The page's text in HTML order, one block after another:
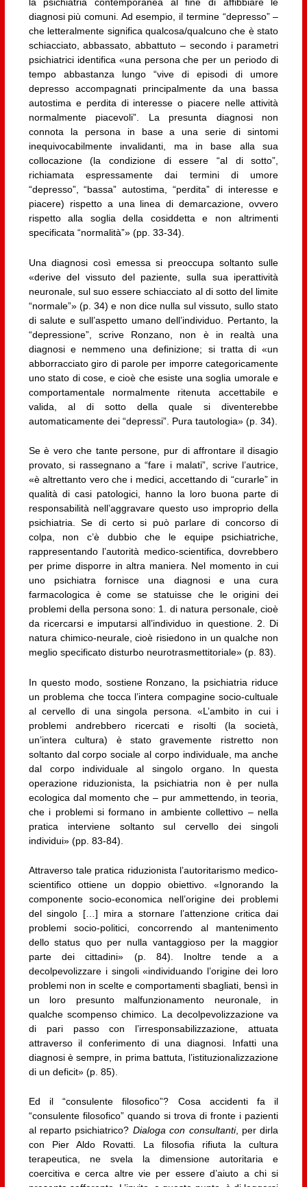
la psichiatria contemporanea al fine di affibbiare le
diagnosi più comuni. Ad esempio, il termine “depresso” –
che letteralmente significa qualcosa/qualcuno che è stato
schiacciato, abbassato, abbattuto – secondo i parametri
psichiatrici identifica «una persona che per un periodo di
tempo abbastanza lungo “vive di episodi di umore
depresso accompagnati principalmente da una bassa
autostima e perdita di interesse o piacere nelle attività
normalmente piacevoli”. La presunta diagnosi non
connota la persona in base a una serie di sintomi
inequivocabilmente invalidanti, ma in base alla sua
collocazione (la condizione di essere “al di sotto”,
richiamata espressamente dai termini di umore
“depresso”, “bassa” autostima, “perdita” di interesse e
piacere) rispetto a una linea di demarcazione, ovvero
rispetto alla soglia della cosiddetta e non altrimenti
specificata “normalità”» (pp. 33-34).
Una diagnosi così emessa si preoccupa soltanto sulle
«derive del vissuto del paziente, sulla sua iperattività
neuronale, sul suo essere schiacciato al di sotto del limite
“normale”» (p. 34) e non dice nulla sul vissuto, sullo stato
di salute e sull’aspetto umano dell’individuo. Pertanto, la
“depressione”, scrive Ronzano, non è in realtà una
diagnosi e nemmeno una definizione; si tratta di «un
abborracciato giro di parole per imporre categoricamente
uno stato di cose, e cioè che esiste una soglia umorale e
comportamentale normalmente ritenuta accettabile e
valida, al di sotto della quale si diventerebbe
automaticamente dei “depressi”. Pura tautologia» (p. 34).
Se è vero che tante persone, pur di affrontare il disagio
provato, si rassegnano a “fare i malati”, scrive l’autrice,
«è altrettanto vero che i medici, accettando di “curarle” in
qualità di casi patologici, hanno la loro buona parte di
responsabilità nell’aggravare questo uso improprio della
psichiatria. Se di certo si può parlare di concorso di
colpa, non c’è dubbio che le equipe psichiatriche,
rappresentando l’autorità medico-scientifica, dovrebbero
per prime disporre in altra maniera. Nel momento in cui
uno psichiatra fornisce una diagnosi e una cura
farmacologica è come se statuisse che le origini dei
problemi della persona sono: 1. di natura personale, cioè
da ricercarsi e imputarsi all’individuo in questione. 2. Di
natura chimico-neurale, cioè risiedono in un qualche non
meglio specificato disturbo neurotrasmettitoriale» (p. 83).
In questo modo, sostiene Ronzano, la psichiatria riduce
un problema che tocca l’intera compagine socio-cultuale
al cervello di una singola persona. «L’ambito in cui i
problemi andrebbero ricercati e risolti (la società,
un’intera cultura) è stato gravemente ristretto non
soltanto dal corpo sociale al corpo individuale, ma anche
dal corpo individuale al singolo organo. In questa
operazione riduzionista, la psichiatria non è per nulla
ecologica dal momento che – pur ammettendo, in teoria,
che i problemi si formano in ambiente collettivo – nella
pratica interviene soltanto sul cervello dei singoli
individui» (pp. 83-84).
Attraverso tale pratica riduzionista l’autoritarismo medico-
scientifico ottiene un doppio obiettivo. «Ignorando la
componente socio-economica nell’origine dei problemi
del singolo […] mira a stornare l’attenzione critica dai
problemi socio-politici, concorrendo al mantenimento
dello status quo per nulla vantaggioso per la maggior
parte dei cittadini» (p. 84). Inoltre tende a a
decolpevolizzare i singoli «individuando l’origine dei loro
problemi non in scelte e comportamenti sbagliati, bensì in
un loro presunto malfunzionamento neuronale, in
qualche scompenso chimico. La decolpevolizzazione va
di pari passo con l’irresponsabilizzazione, attuata
attraverso il conferimento di una diagnosi. Infatti una
diagnosi è sempre, in prima battuta, l’istituzionalizzazione
di un deficit» (p. 85).
Ed il “consulente filosofico”? Cosa accidenti fa il
“consulente filosofico” quando si trova di fronte i pazienti
al reparto psichiatrico? Dialoga con consultanti, per dirla
con Pier Aldo Rovatti. La filosofia rifiuta la cultura
terapeutica, ne svela la dimensione autoritaria e
coercitiva e cerca altre vie per essere d’aiuto a chi si